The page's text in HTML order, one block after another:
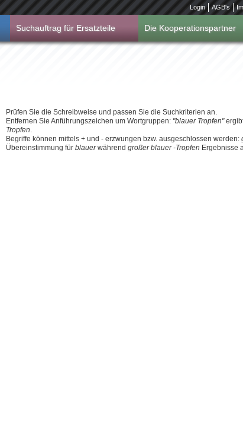
Login AGB's
Suchauftrag für Ersatzteile Die Kooperationspartner
Prüfen Sie die Schreibweise und passen Sie die Suchkriterien an.
Entfernen Sie Anführungszeichen um Wortgruppen: "blauer Tropfen"
Tropfen.
Begriffe können mittels + und - erzwungen bzw. ausgeschlossen werden:
Übereinstimmung für blauerwährend großer blauer -Tropfen Ergebnisse